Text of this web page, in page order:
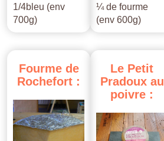
1/4bleu (env
700g)
¼ de fourme
(env 600g)
Fourme de
Rochefort :
Le Petit
Pradoux au
poivre :